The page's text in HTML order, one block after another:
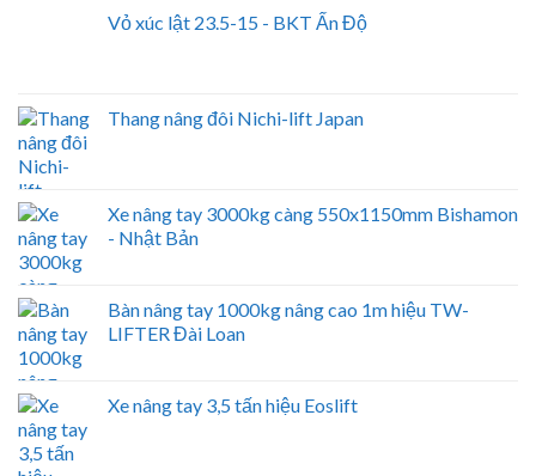
Vỏ xúc lật 23.5-15 - BKT Ấn Độ
Thang nâng đôi Nichi-lift Japan
Xe nâng tay 3000kg càng 550x1150mm Bishamon
- Nhật Bản
Bàn nâng tay 1000kg nâng cao 1m hiệu TW-
LIFTER Đài Loan
Xe nâng tay 3,5 tấn hiệu Eoslift